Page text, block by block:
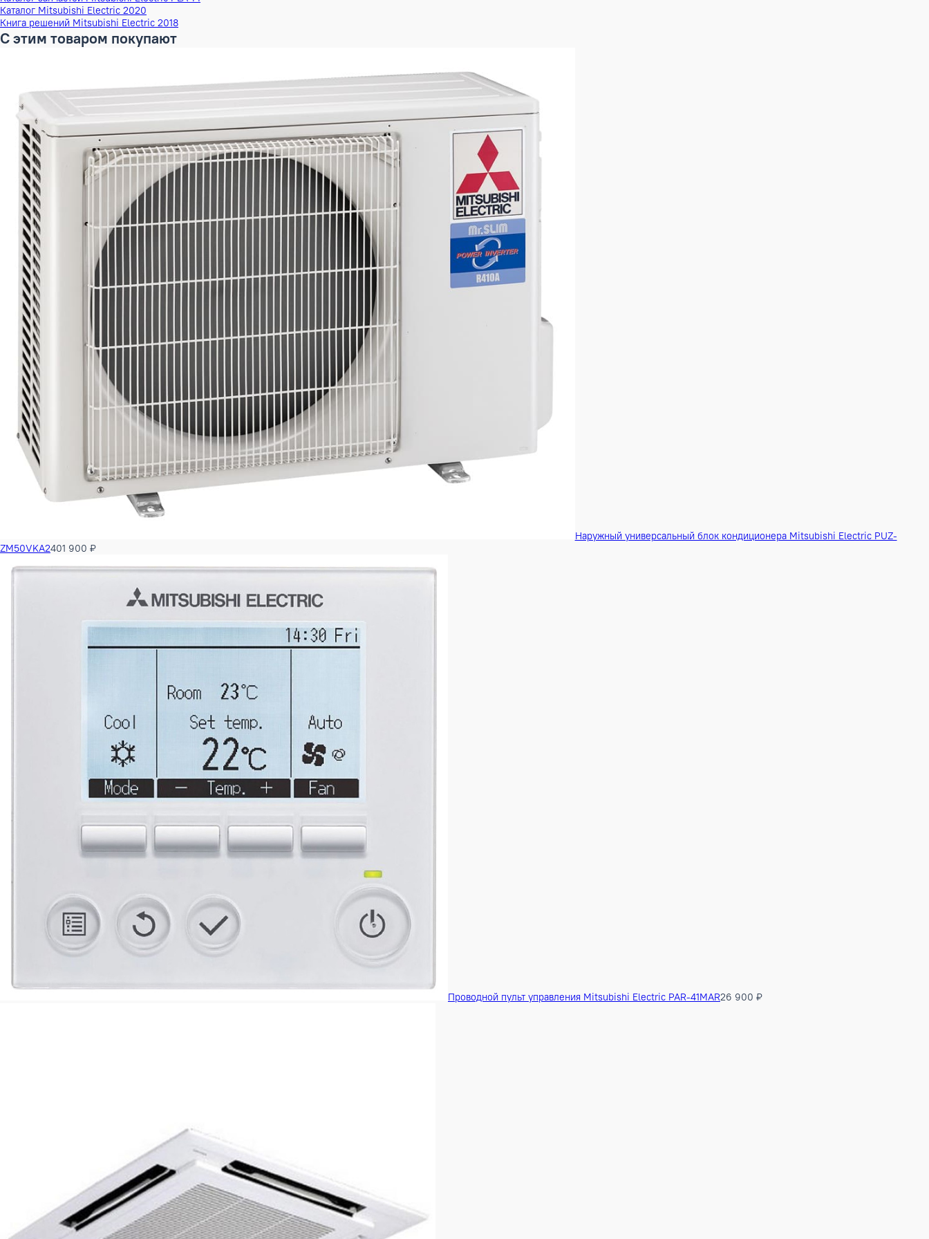
Бренд
Наименование серии
Инверторный
Техническая книга Mitsubishi Electric: Mr.SLIM: полупромышленные кондиционеры
Сертификат соответствия EAC Mitsubishi Electric
Руководство пользователя PLA-M
Инструкция по установке PLA-M
Каталог запчастей Mitsubishi Electric PLA-M
Каталог Mitsubishi Electric 2020
Книга решений Mitsubishi Electric 2018
С этим товаром покупают